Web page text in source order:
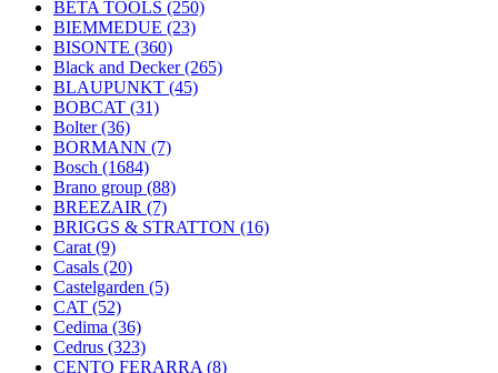
BETA TOOLS (250)
BIEMMEDUE (23)
BISONTE (360)
Black and Decker(265)
BLAUPUNKT (45)
BOBCAT (31)
Bolter(36)
BORMANN (7)
Bosch (1684)
Brano group (88)
BREEZAIR (7)
BRIGGS & STRATTON (16)
Carat (9)
Casals (20)
Castelgarden (5)
CAT (52)
Cedima (36)
Cedrus (323)
CENTO FERARRA (8)